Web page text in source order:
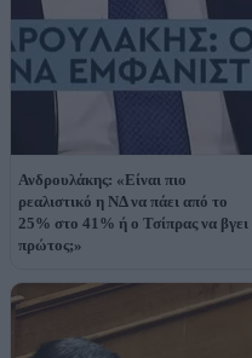
Ανδρουλάκης: «Είναι πιο
ρεαλιστικό η ΝΔ να πάει από το
25% στο 41% ή ο Τσίπρας να βγει
πρώτος;»